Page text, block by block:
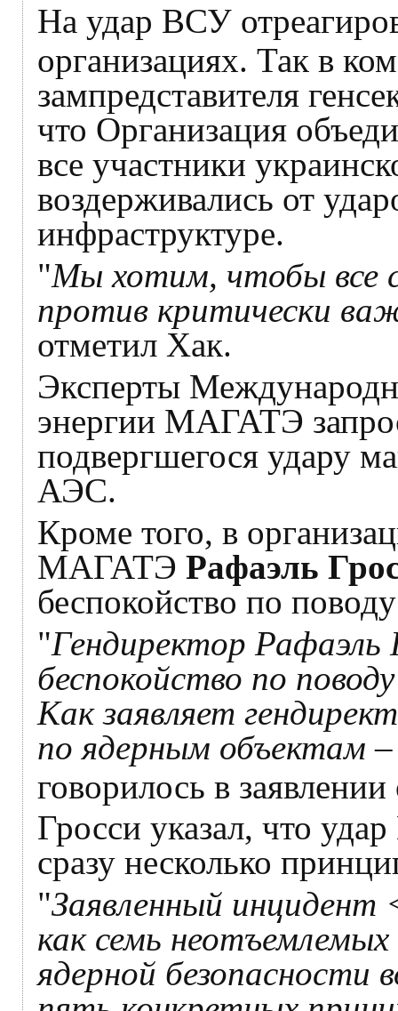
На удар ВСУ
организациях. Так в
зампредставителя
что Организация
все участники
воздерживались от
инфраструктуре.
"Мы хотим, чтобы все
против критически
отметил Хак.
Эксперты
энергии МАГАТЭ
подвергшегося удару
АЭС.
Кроме того, в
МАГАТЭ Рафаэль
беспокойство по
"Гендиректор Рафаэль
беспокойство по
Как заявляет
по ядерным объектам –
говорилось в
Гросси указал, что
сразу несколько
"Заявленный инцидент
как семь неотъемлемых
ядерной безопасности